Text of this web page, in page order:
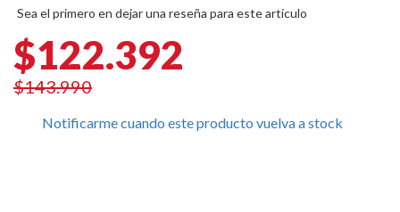
images
Sea el primero en dejar una reseña para este artículo
$122.392
$143.990
Notificarme cuando este producto vuelva a stock